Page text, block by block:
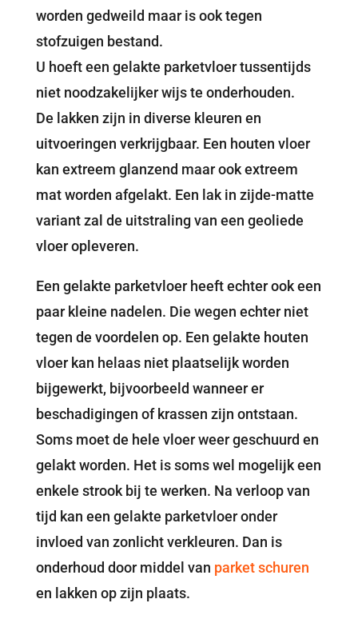
worden gedweild maar is ook tegen
stofzuigen bestand.
U hoeft een gelakte parketvloer tussentijds
niet noodzakelijker wijs te onderhouden.
De lakken zijn in diverse kleuren en
uitvoeringen verkrijgbaar. Een houten vloer
kan extreem glanzend maar ook extreem
mat worden afgelakt. Een lak in zijde-matte
variant zal de uitstraling van een geoliede
vloer opleveren.
Een gelakte parketvloer heeft echter ook een
paar kleine nadelen. Die wegen echter niet
tegen de voordelen op. Een gelakte houten
vloer kan helaas niet plaatselijk worden
bijgewerkt, bijvoorbeeld wanneer er
beschadigingen of krassen zijn ontstaan.
Soms moet de hele vloer weer geschuurd en
gelakt worden. Het is soms wel mogelijk een
enkele strook bij te werken. Na verloop van
tijd kan een gelakte parketvloer onder
invloed van zonlicht verkleuren. Dan is
onderhoud door middel van parket schuren
en lakken op zijn plaats.